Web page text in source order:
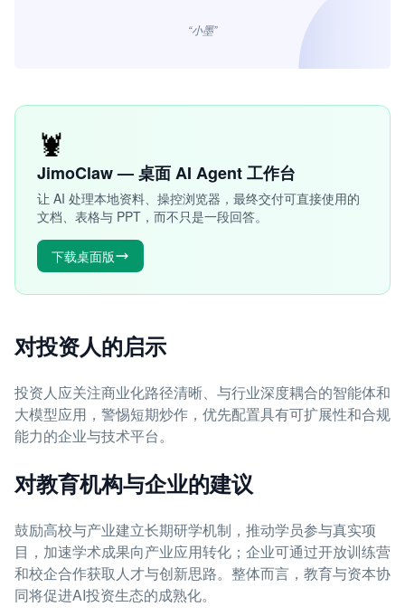
“小墨”
🦞
JimoClaw — 桌面 AI Agent 工作台
让 AI 处理本地资料、操控浏览器，最终交付可直接使用的
文档、表格与 PPT，而不只是一段回答。
下载桌面版
对投资人的启示
投资人应关注商业化路径清晰、与行业深度耦合的智能体和
大模型应用，警惕短期炒作，优先配置具有可扩展性和合规
能力的企业与技术平台。
对教育机构与企业的建议
鼓励高校与产业建立长期研学机制，推动学员参与真实项
目，加速学术成果向产业应用转化；企业可通过开放训练营
和校企合作获取人才与创新思路。整体而言，教育与资本协
同将促进AI投资生态的成熟化。